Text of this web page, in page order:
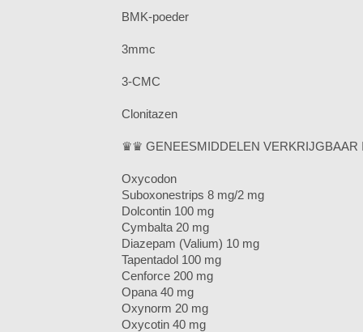
BMK-poeder
3mmc
3-CMC
Clonitazen
♛♛ GENEESMIDDELEN VERKRIJGBAAR
Oxycodon
Suboxonestrips 8 mg/2 mg
Dolcontin 100 mg
Cymbalta 20 mg
Diazepam (Valium) 10 mg
Tapentadol 100 mg
Cenforce 200 mg
Opana 40 mg
Oxynorm 20 mg
Oxycotin 40 mg